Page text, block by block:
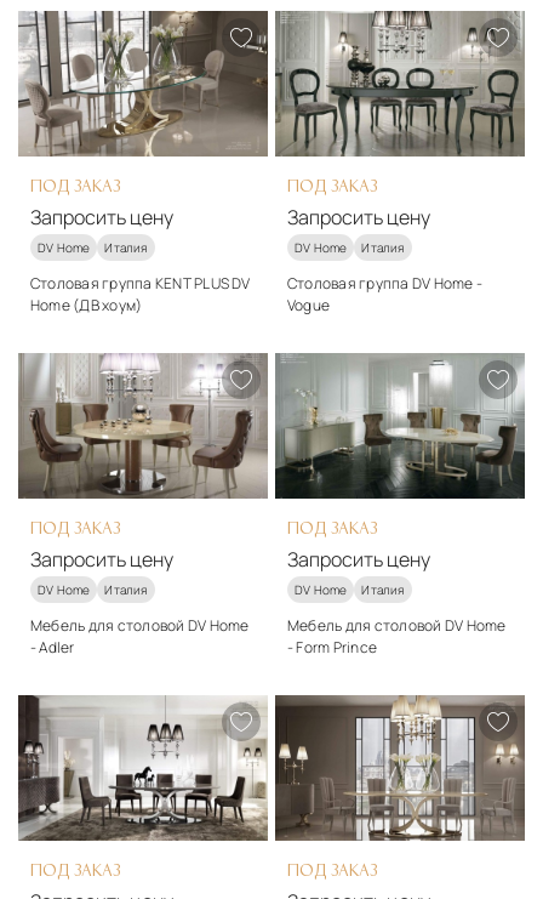
Дерево
Подробнее
Запросить цену
Ткань, дерево, металл,
стекло
Подробнее
Запросить цену
ПОД ЗАКАЗ
Запросить цену
DV Home Италия
Столовая группа KENT PLUS DV
Home (ДВ хоум)
Ткань, дерево, металл,
стекло
Подробнее
Запросить цену
ПОД ЗАКАЗ
Запросить цену
DV Home Италия
Столовая группа DV Home -
Vogue
Дерево
Подробнее
Запросить цену
ПОД ЗАКАЗ
Запросить цену
DV Home Италия
Мебель для столовой DV Home
- Adler
Дерево
Подробнее
Запросить цену
ПОД ЗАКАЗ
Запросить цену
DV Home Италия
Мебель для столовой DV Home
- Form Prince
Дерево
Подробнее
Запросить цену
ПОД ЗАКАЗ ПОД ЗАКАЗ